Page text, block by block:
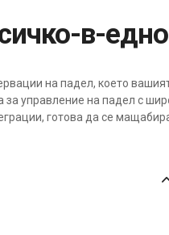
в-
на падел, което
управление на падел с
готова да се